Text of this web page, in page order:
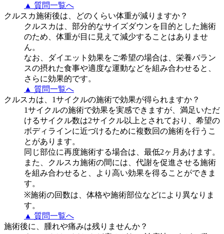
▲ 質問一覧へ
クルスカ施術後は、どのくらい体重が減りますか？
クルスカは、部分的なサイズダウンを目的とした施術
のため、体重が目に見えて減少することはありませ
ん。
なお、ダイエット効果をご希望の場合は、栄養バラン
スの摂れた食事や適度な運動などを組み合わせると、
さらに効果的です。
▲ 質問一覧へ
クルスカは、1サイクルの施術で効果が得られますか？
1サイクルの施術で効果を実感できますが、満足いただ
けるサイクル数は2サイクル以上とされており、希望の
ボディラインに近づけるために複数回の施術を行うこ
とがあります。
同じ部位に再度施術する場合は、最低2ヶ月あけます。
また、クルスカ施術の間には、代謝を促進させる施術
を組み合わせると、より高い効果を得ることができま
す。
※施術の回数は、体格や施術部位などにより異なりま
す。
▲ 質問一覧へ
施術後に、腫れや痛みは残りませんか？